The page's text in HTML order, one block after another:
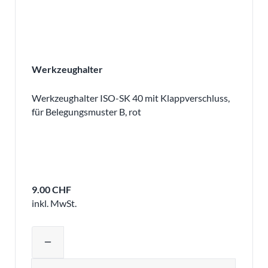
Werkzeughalter
Werkzeughalter ISO-SK 40 mit Klappverschluss,
für Belegungsmuster B, rot
9.00 CHF
inkl. MwSt.
remove